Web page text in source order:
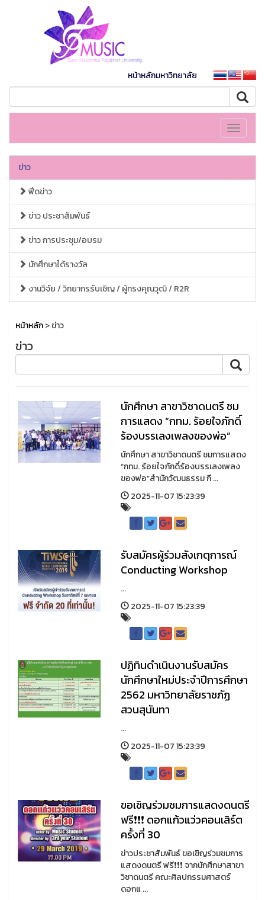
หน้าหลักมหาวิทยาลัย
Toggle
ข่าว
ฟีดข่าว
ข่าว ประชาสัมพันธ์
ข่าว การประชุม/อบรม
นักศึกษาได้รางวัล
งานวิจัย / วิทยากรรับเชิญ / ผู้ทรงคุณวุฒิ / R2R
หน้าหลัก> ข่าว
ข่าว
นักศึกษา สาขาวิชาดนตรี ชม
การแสดง “กทม. ร้อยใจภักดิ์
ร้องบรรเลงเพลงของพ่อ”
นักศึกษา สาขาวิชาดนตรี ชมการแสดง
“กทม. ร้อยใจภักดิ์ร้องบรรเลงเพลง
ของพ่อ”สำนักวัฒนธรรม กี ...
2025-11-07 15:23:39
รับสมัครผู้ร่วมสังเกตุการณ์
Conducting Workshop
...
2025-11-07 15:23:39
ปฏิทินดำเนินงานรับสมัคร
นักศึกษาใหม่ประจำปีการศึกษา
2562 มหาวิทยาลัยราชภัฏ
สวนสุนันทา
...
2025-11-07 15:23:39
ขอเชิญร่วมชมการแสดงดนตรี
ฟรี❗️❗️❗️ ดอกแก้วแว่วคอนเสิร์ต
ครั้งที่ 30
ข่าวประชาสัมพันธ์ ขอเชิญร่วมชมการ
แสดงดนตรี ฟรี❗️❗️❗️ จากนักศึกษาสาขา
วิชาดนตรี คณะศิลปกรรมศาสตร์
ดอกแ ...